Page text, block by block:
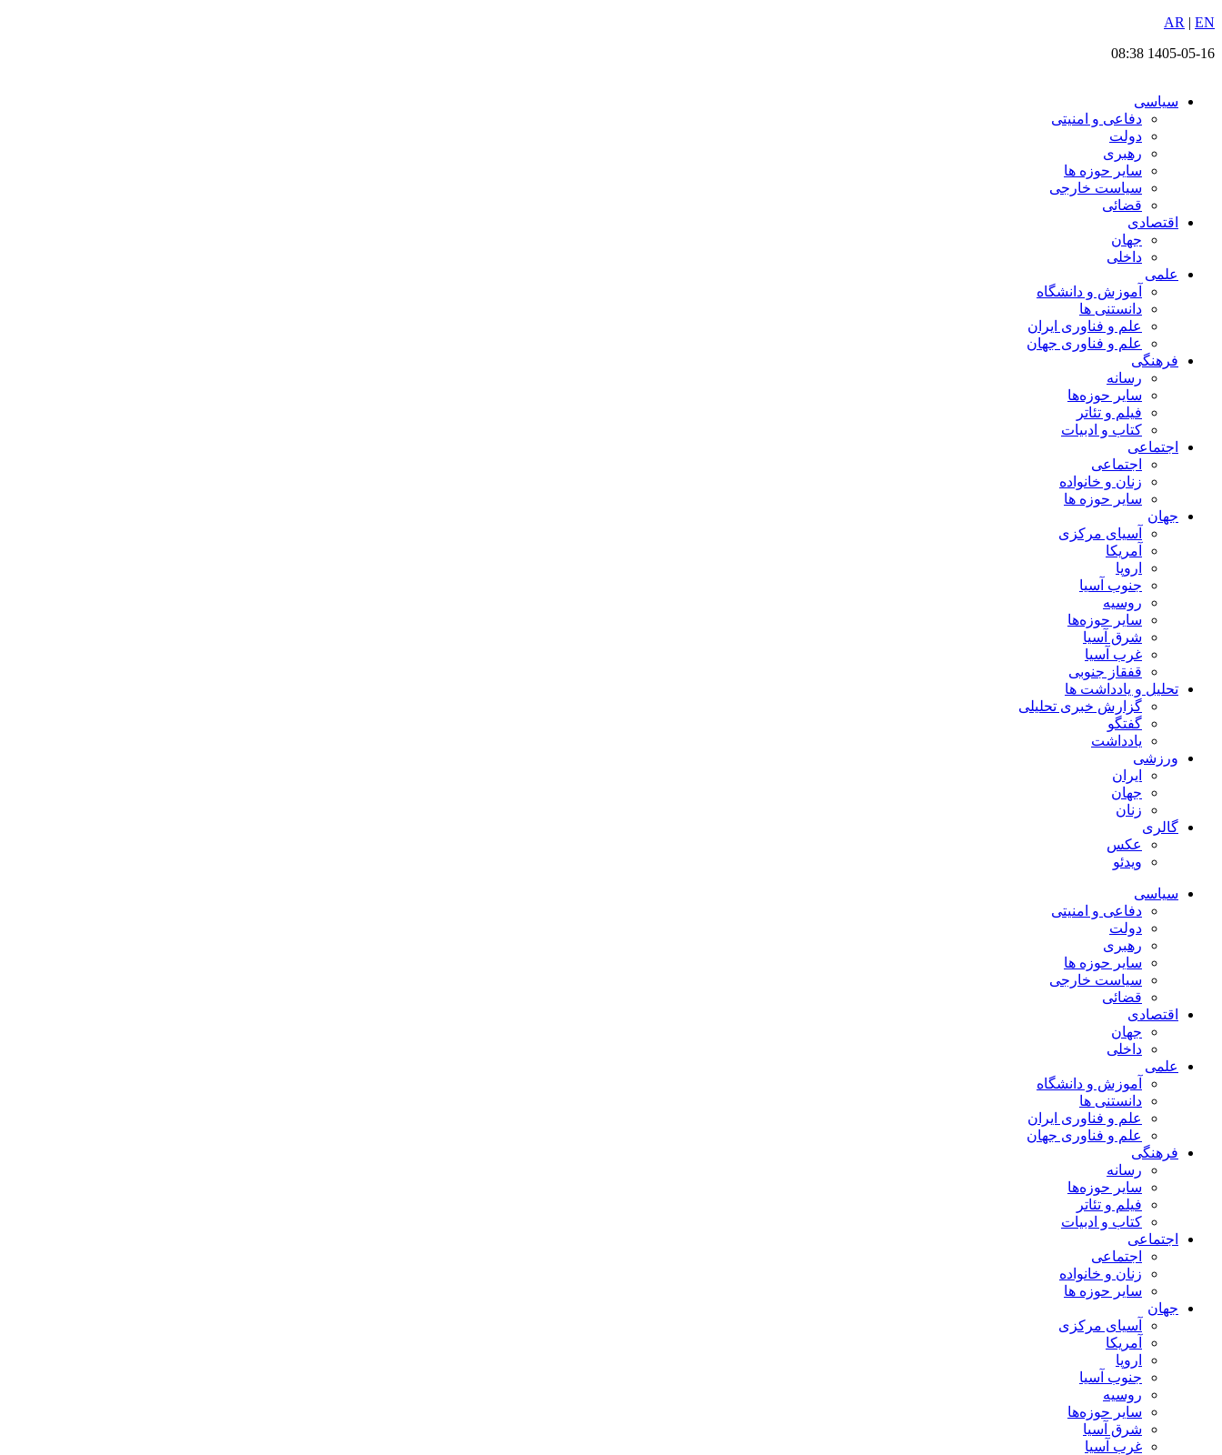
پرش
محتوا
AR | EN
1405-05-16 08:38
سیاسی
دفاعی و امنیتی
دولت
رهبری
سایر حوزه ها
سیاست خارجی
قضائی
اقتصادی
جهان
داخلی
علمی
آموزش و دانشگاه
دانستنی ها
علم و فناوری ایران
علم و فناوری جهان
فرهنگی
رسانه
سایر حوزه‌ها
فیلم و تئاتر
کتاب و ادبیات
اجتماعی
اجتماعی
زنان و خانواده
سایر حوزه ها
جهان
آسیای مرکزی
آمریکا
اروپا
جنوب آسیا
روسیه
سایر حوزه‌ها
شرق آسیا
غرب آسیا
قفقاز جنوبی
تحلیل و یادداشت ها
گزارش خبری تحلیلی
گفتگو
یادداشت
ورزشی
ایران
جهان
زنان
گالری
عکس
ویدئو
سیاسی
دفاعی و امنیتی
دولت
رهبری
سایر حوزه ها
سیاست خارجی
قضائی
اقتصادی
جهان
داخلی
علمی
آموزش و دانشگاه
دانستنی ها
علم و فناوری ایران
علم و فناوری جهان
فرهنگی
رسانه
سایر حوزه‌ها
فیلم و تئاتر
کتاب و ادبیات
اجتماعی
اجتماعی
زنان و خانواده
سایر حوزه ها
جهان
آسیای مرکزی
آمریکا
اروپا
جنوب آسیا
روسیه
سایر حوزه‌ها
شرق آسیا
غرب آسیا